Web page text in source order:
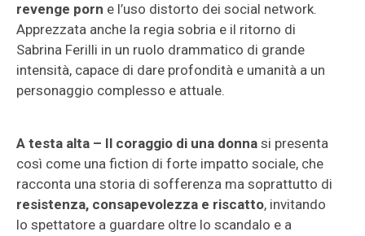
revenge porn e l’uso distorto dei social network.
Apprezzata anche la regia sobria e il ritorno di
Sabrina Ferilli in un ruolo drammatico di grande
intensità, capace di dare profondità e umanità a un
personaggio complesso e attuale.
A testa alta – Il coraggio di una donna si presenta
così come una fiction di forte impatto sociale, che
racconta una storia di sofferenza ma soprattutto di
resistenza, consapevolezza e riscatto, invitando
lo spettatore a guardare oltre lo scandalo e a